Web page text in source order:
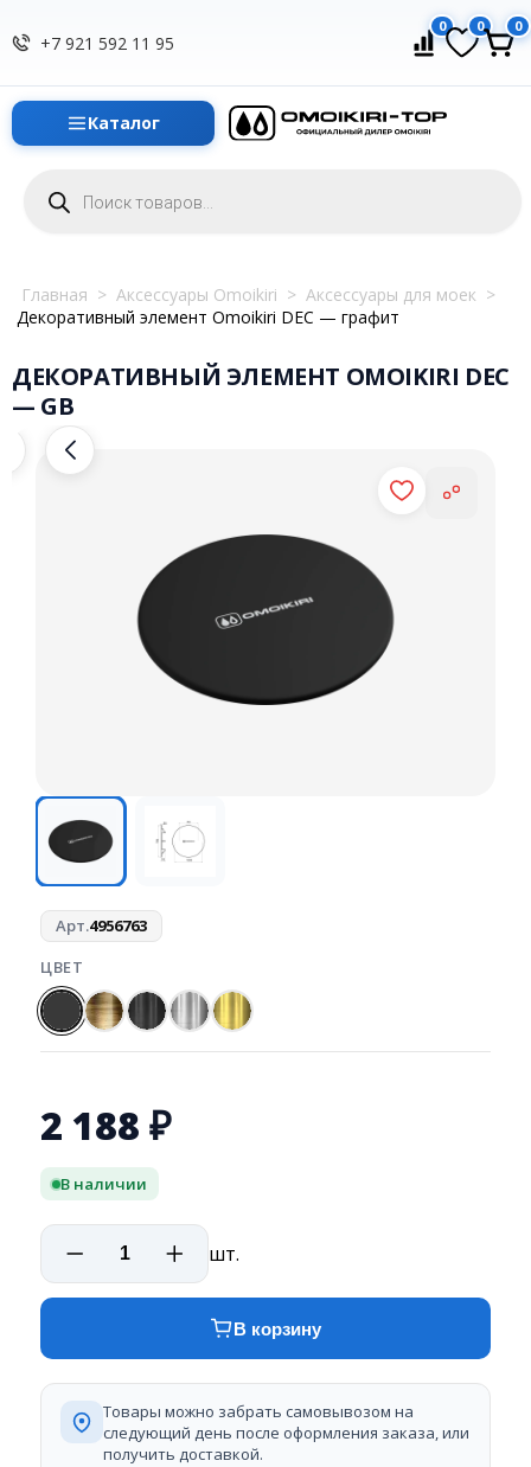
+7 921 592 11 95
0 0 0
Каталог
товаров
Главная > Аксессуары Omoikiri > Аксессуары для моек >
Декоративный элемент Omoikiri DEC — графит
ДЕКОРАТИВНЫЙ ЭЛЕМЕНТ OMOIKIRI DEC
— GB
Арт.4956763
ЦВЕТ
2 188 ₽
В наличии
шт.
В корзину
Товары можно забрать самовывозом на
следующий день после оформления заказа, или
получить доставкой.